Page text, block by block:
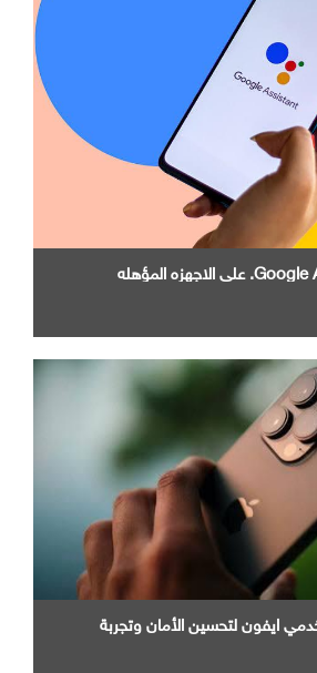
ايفون لتحسين الأمان وتجربة